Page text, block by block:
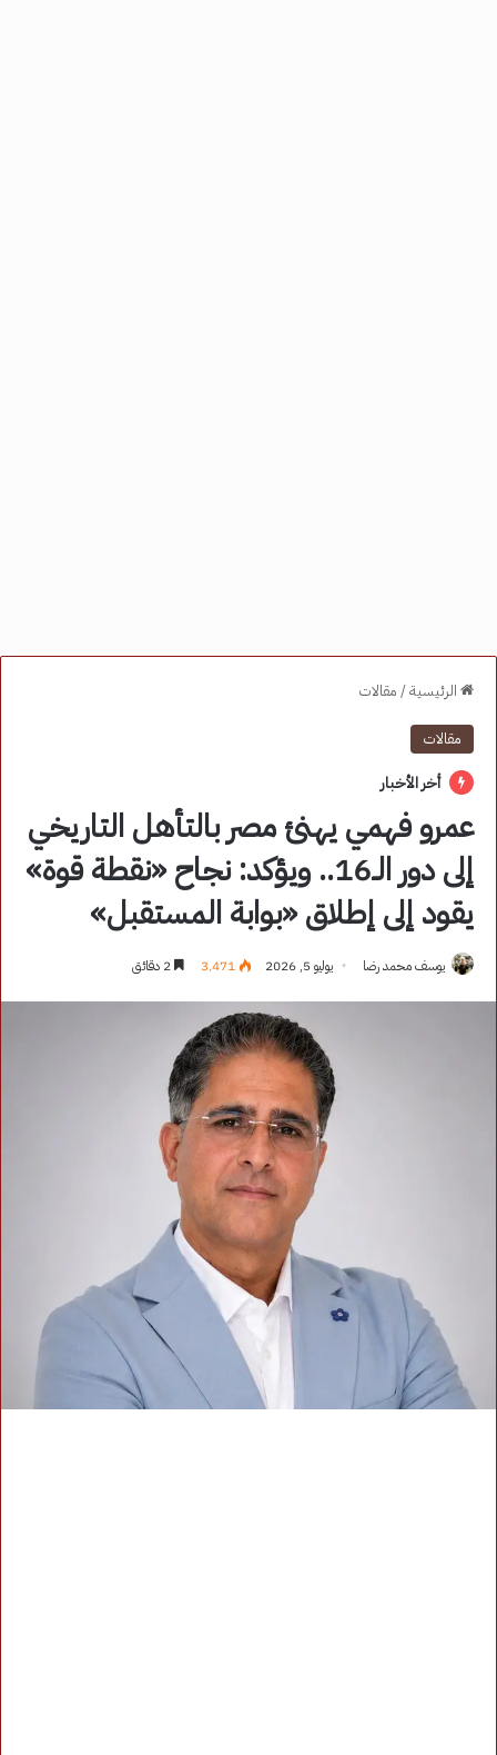
الرئيسية/ مقالات
مقالات
أخر الأخبار
عمرو فهمي يهنئ مصر بالتأهل التاريخي
إلى دور الـ16.. ويؤكد: نجاح «نقطة قوة»
يقود إلى إطلاق «بوابة المستقبل»
يوسف محمد رضا يوليو 5, 2026 3٬471